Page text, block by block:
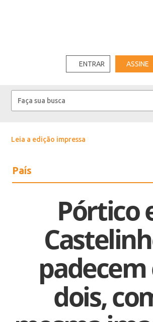
ENTRAR ASSINE
Leia a edição impressa
País
Pórtico
padecem
dois,